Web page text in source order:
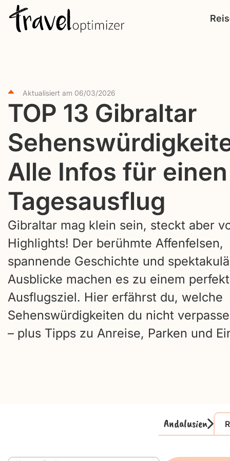
Aktualisiert am 06/03/2026
TOP 13 Gibraltar
Alle Infos für einen
Tagesausflug
Gibraltar mag klein sein, steckt aber
Highlights! Der berühmte Affenfelsen,
spannende Geschichte und
Ausblicke machen es zu einem
Ausflugsziel. Hier erfährst du, welche
Sehenswürdigkeiten du nicht
– plus Tipps zu Anreise, Parken und
Andalusien